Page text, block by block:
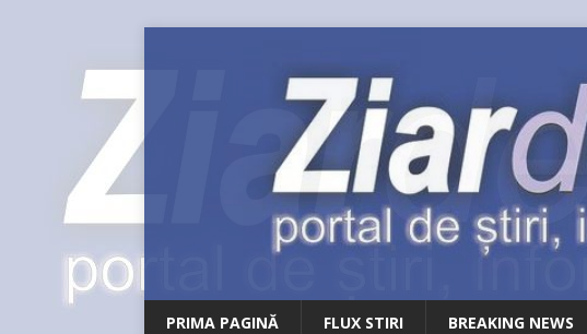
PRIMA PAGINĂ FLUX STIRI BREAKING NEWS